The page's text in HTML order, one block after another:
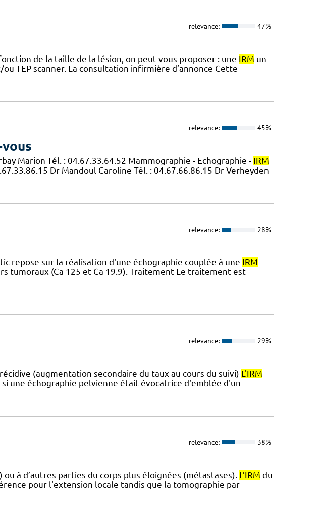
relevance: 47%
de la taille de la lésion, on peut vous proposer : une IRM un
TEP scanner. La consultation infirmière d’annonce Cette
relevance: 45%
Marion Tél. : 04.67.33.64.52 Mammographie - Echographie - IRM
Dr Mandoul Caroline Tél. : 04.67.66.86.15 Dr Verheyden
relevance: 28%
repose sur la réalisation d'une échographie couplée à une IRM
tumoraux (Ca 125 et Ca 19.9). Traitement Le traitement est
relevance: 29%
(augmentation secondaire du taux au cours du suivi) L'IRM
une échographie pelvienne était évocatrice d'emblée d'un
relevance: 38%
à d’autres parties du corps plus éloignées (métastases). L’IRM du
pour l'extension locale tandis que la tomographie par